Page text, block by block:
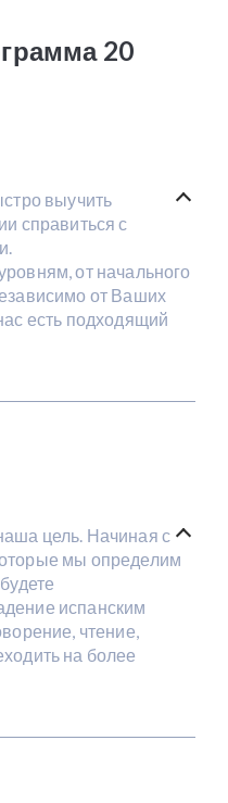
20
выучить
справиться с
от начального
от Ваших
есть подходящий
цель. Начиная с
мы определим
испанским
чтение,
на более